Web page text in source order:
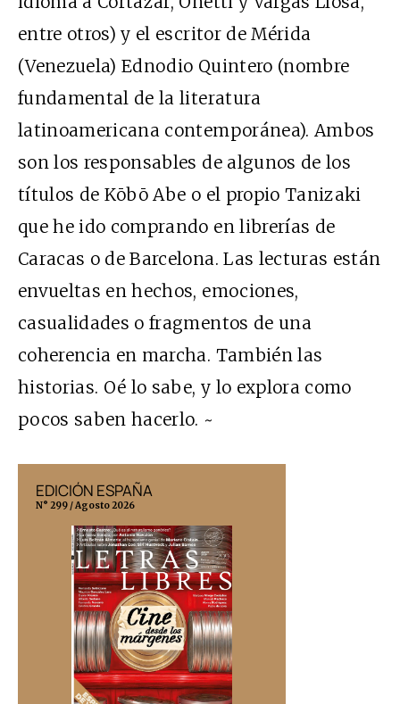
entre otros) y el escritor de Mérida
(Venezuela) Ednodio Quintero (nombre
fundamental de la literatura
latinoamericana contemporánea). Ambos
son los responsables de algunos de los
títulos de Kōbō Abe o el propio Tanizaki
que he ido comprando en librerías de
Caracas o de Barcelona. Las lecturas están
envueltas en hechos, emociones,
casualidades o fragmentos de una
coherencia en marcha. También las
historias. Oé lo sabe, y lo explora como
pocos saben hacerlo. ~
EDICIÓN ESPAÑA
N° 299 / Agosto 2026